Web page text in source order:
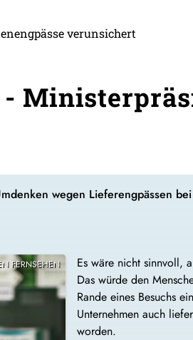
verunsichert
wegen Lieferengpässen
FERNSEHEN
Es wäre nicht sinnvoll,
Das würde den
Rande eines Besuchs
Unternehmen auch
worden.